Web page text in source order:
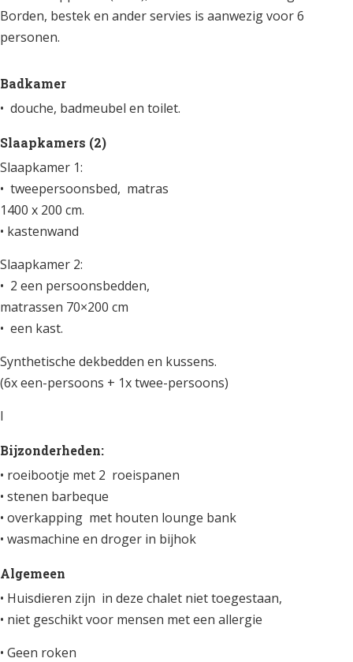
Borden, bestek en ander servies is aanwezig voor 6
personen.
Badkamer
• douche, badmeubel en toilet.
Slaapkamers (2)
Slaapkamer 1:
• tweepersoonsbed, matras
1400 x 200 cm.
• kastenwand
Slaapkamer 2:
• 2 een persoonsbedden,
matrassen 70×200 cm
• een kast.
Synthetische dekbedden en kussens.
(6x een-persoons + 1x twee-persoons)
I
Bijzonderheden:
• roeibootje met 2 roeispanen
• stenen barbeque
• overkapping met houten lounge bank
• wasmachine en droger in bijhok
Algemeen
• Huisdieren zijn in deze chalet niet toegestaan,
• niet geschikt voor mensen met een allergie
• Geen roken